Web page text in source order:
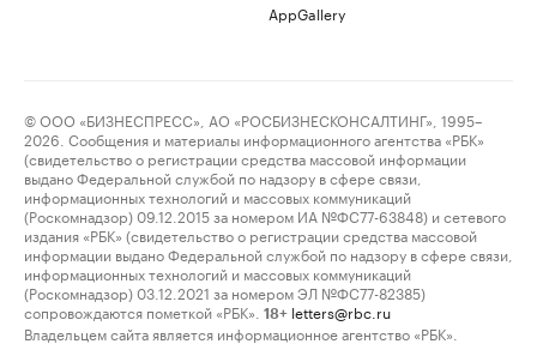
AppGallery
© ООО «БИЗНЕСПРЕСС», АО «РОСБИЗНЕСКОНСАЛТИНГ», 1995–
2026. Сообщения и материалы информационного агентства «РБК»
(свидетельство о регистрации средства массовой информации
выдано Федеральной службой по надзору в сфере связи,
информационных технологий и массовых коммуникаций
(Роскомнадзор) 09.12.2015 за номером ИА №ФС77-63848) и сетевого
издания «РБК» (свидетельство о регистрации средства массовой
информации выдано Федеральной службой по надзору в сфере связи,
информационных технологий и массовых коммуникаций
(Роскомнадзор) 03.12.2021 за номером ЭЛ №ФС77-82385)
сопровождаются пометкой «РБК».
18+ letters@rbc.ru
Владельцем сайта является информационное агентство «РБК».